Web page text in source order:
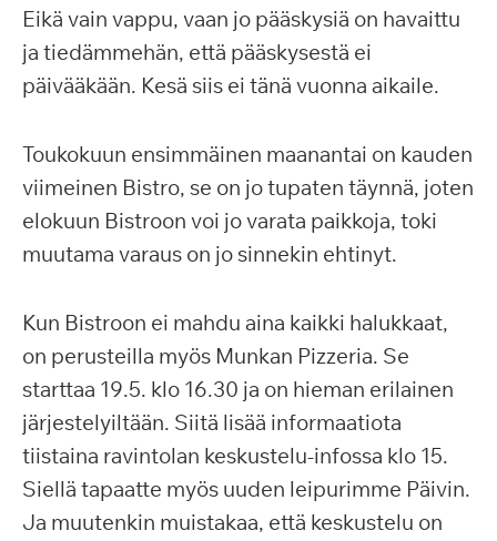
Eikä vain vappu, vaan jo pääskysiä on havaittu
ja tiedämmehän, että pääskysestä ei
päivääkään. Kesä siis ei tänä vuonna aikaile.
Toukokuun ensimmäinen maanantai on kauden
viimeinen Bistro, se on jo tupaten täynnä, joten
elokuun Bistroon voi jo varata paikkoja, toki
muutama varaus on jo sinnekin ehtinyt.
Kun Bistroon ei mahdu aina kaikki halukkaat,
on perusteilla myös Munkan Pizzeria. Se
starttaa 19.5. klo 16.30 ja on hieman erilainen
järjestelyiltään. Siitä lisää informaatiota
tiistaina ravintolan keskustelu-infossa klo 15.
Siellä tapaatte myös uuden leipurimme Päivin.
Ja muutenkin muistakaa, että keskustelu on